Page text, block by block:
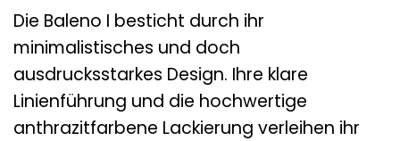
Die Baleno I besticht durch ihr
minimalistisches und doch
ausdrucksstarkes Design. Ihre klare
Linienführung und die hochwertige
anthrazitfarbene Lackierung verleihen ihr